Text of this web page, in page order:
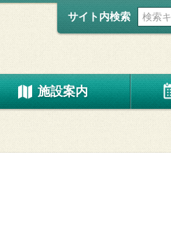
サイト内検索
施設案内